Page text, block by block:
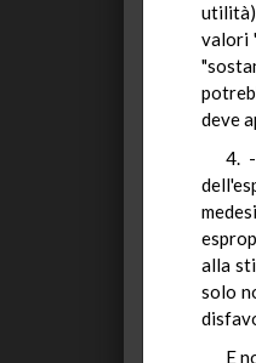
utilità)
valori
deve
4.
alla
solo
E